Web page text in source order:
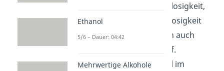
an Symptomen wie Schlaflosigkeit,
Kopfschmerzen, Antriebslosigkeit
oder Bronchitis. Oft treten auch
allergische Reaktionen auf.
Außerdem steht Methanal im
Ethanol
5/6 – Dauer: 04:42
Mehrwertige Alkohole